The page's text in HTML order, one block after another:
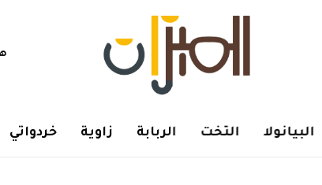
البيانولا التخت الربابة زاوية خردواتي